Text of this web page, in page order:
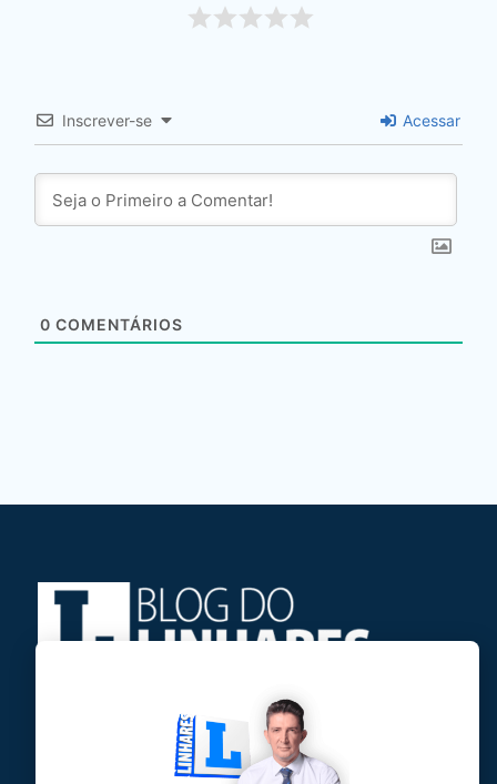
Inscrever-se Acessar
0 COMENTÁRIOS
Jose Linhares Jr é maranhense.
Formado em Jornalismo, estudou filosofia